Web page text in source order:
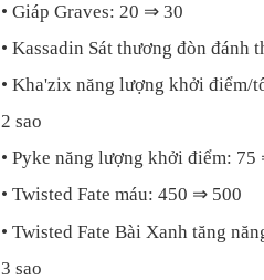
• Giáp Graves: 20 ⇒ 30
• Kassadin Sát thương đòn đánh
• Kha'zix năng lượng khởi điểm/
2 sao
• Pyke năng lượng khởi điểm: 75
• Twisted Fate máu: 450 ⇒ 500
• Twisted Fate Bài Xanh tăng
3 sao